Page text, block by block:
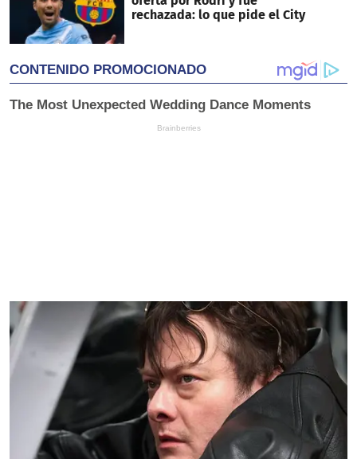
rechazada: lo que pide el City